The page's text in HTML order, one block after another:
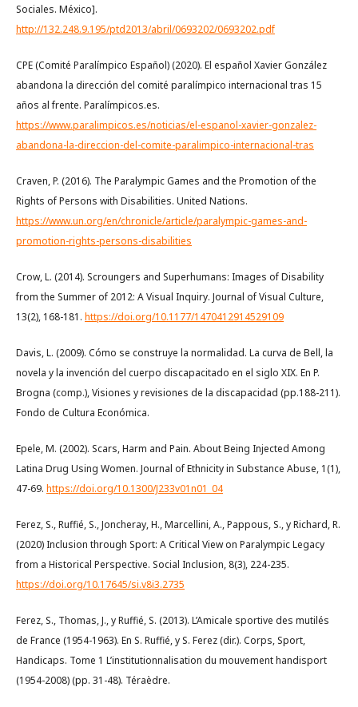
Sociales. México].
http://132.248.9.195/ptd2013/abril/0693202/0693202.pdf
CPE (Comité Paralímpico Español) (2020). El español Xavier González
abandona la dirección del comité paralímpico internacional tras 15
años al frente. Paralímpicos.es.
https://www.paralimpicos.es/noticias/el-espanol-xavier-gonzalez-
abandona-la-direccion-del-comite-paralimpico-internacional-tras
Craven, P. (2016). The Paralympic Games and the Promotion of the
Rights of Persons with Disabilities. United Nations.
https://www.un.org/en/chronicle/article/paralympic-games-and-
promotion-rights-persons-disabilities
Crow, L. (2014). Scroungers and Superhumans: Images of Disability
from the Summer of 2012: A Visual Inquiry. Journal of Visual Culture,
13(2), 168-181. https://doi.org/10.1177/1470412914529109
Davis, L. (2009). Cómo se construye la normalidad. La curva de Bell, la
novela y la invención del cuerpo discapacitado en el siglo XIX. En P.
Brogna (comp.), Visiones y revisiones de la discapacidad (pp.188-211).
Fondo de Cultura Económica.
Epele, M. (2002). Scars, Harm and Pain. About Being Injected Among
Latina Drug Using Women. Journal of Ethnicity in Substance Abuse, 1(1),
47-69. https://doi.org/10.1300/J233v01n01_04
Ferez, S., Ruffié, S., Joncheray, H., Marcellini, A., Pappous, S., y Richard, R.
(2020) Inclusion through Sport: A Critical View on Paralympic Legacy
from a Historical Perspective. Social Inclusion, 8(3), 224-235.
https://doi.org/10.17645/si.v8i3.2735
Ferez, S., Thomas, J., y Ruffié, S. (2013). L’Amicale sportive des mutilés
de France (1954-1963). En S. Ruffié, y S. Ferez (dir.). Corps, Sport,
Handicaps. Tome 1 L’institutionnalisation du mouvement handisport
(1954-2008) (pp. 31-48). Téraèdre.